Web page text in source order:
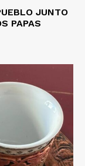
JUNTO
PAPAS